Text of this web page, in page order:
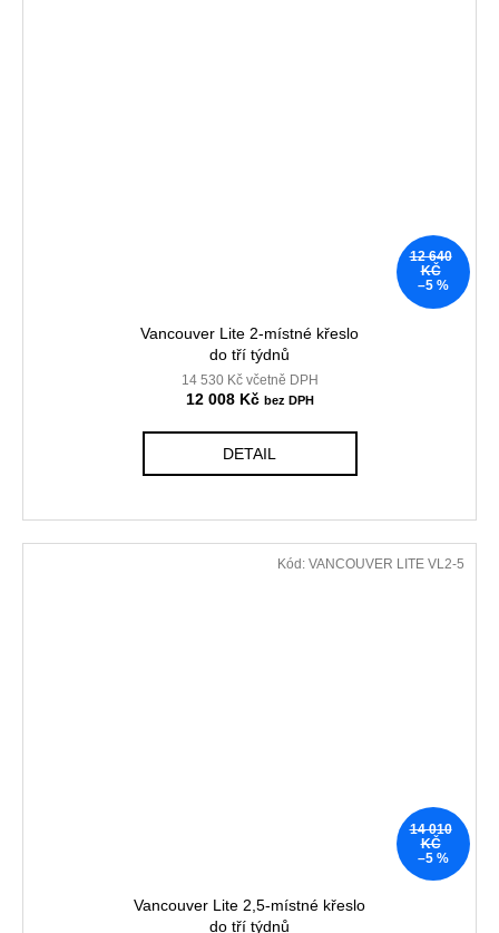
12 640
KČ
–5 %
Vancouver Lite 2-místné křeslo
do tří týdnů
14 530 Kč včetně DPH
12 008 Kč
DETAIL
14 010
KČ
–5 %
Vancouver Lite 2,5-místné křeslo
do tří týdnů
Kód: VANCOUVER LITE VL2-5